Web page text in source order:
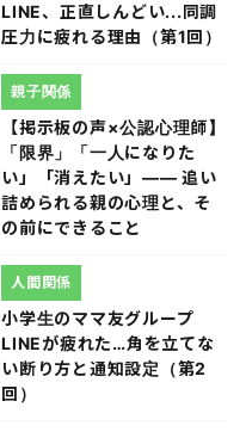
LINE、正直しんどい...同調
圧力に疲れる理由（第1回）
【掲示板の声×公認心理師】
「限界」「一人になりた
い」「消えたい」―― 追い
詰められる親の心理と、そ
の前にできること
親子関係
小学生のママ友グループ
LINEが疲れた…角を立てな
い断り方と通知設定（第2
回）
人間関係